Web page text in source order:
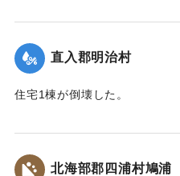
｜固有コード:
直入郡明治村
住宅1棟が倒壊した。
｜固有コード: 00480028
北海部郡四浦村鳩浦